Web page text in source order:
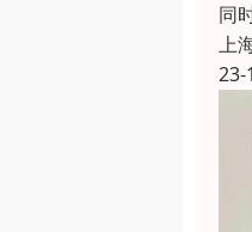
同
上
23-